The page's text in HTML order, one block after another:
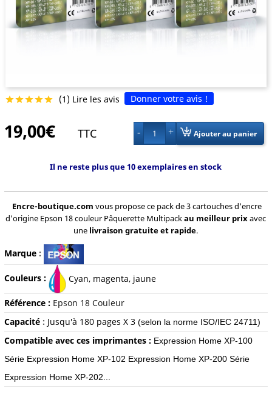
 (1) Lire les avis Donner votre avis !
19,00€ TTC 1 Ajouter au panier
Il ne reste plus que 10 exemplaires en stock
Encre-boutique.com vous propose ce pack de 3 cartouches d'encre
d'origine Epson 18 couleur Pâquerette Multipackau meilleur prixavec
une livraison gratuite et rapide.
Marque:
Couleurs : Cyan, magenta, jaune
Référence : Epson 18 Couleur
Capacité: Jusqu'à 180 pages X 3 (selon la norme ISO/IEC 24711)
Compatible avec ces imprimantes : Expression Home XP-100
Série Expression Home XP-102 Expression Home XP-200 Série
Expression Home XP-202...